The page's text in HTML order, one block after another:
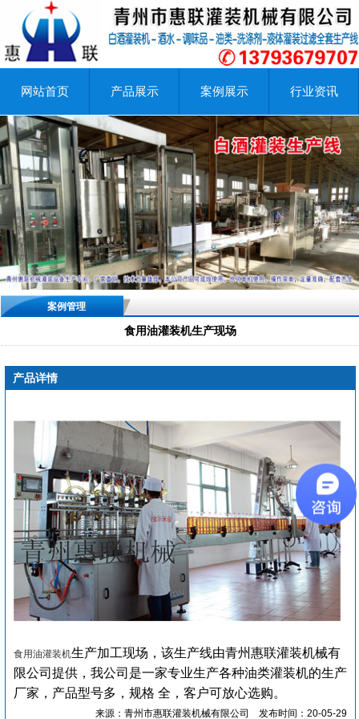
网站首页 产品展示 案例展示 行业资讯
案例管理
食用油灌装机生产现场
产品详情
食用油灌装机生产加工现场，该生产线由青州惠联灌装机械有
限公司提供，我公司是一家专业生产各种油类灌装机的生产
厂家，产品型号多，规格 全，客户可放心选购。
来源：青州市惠联灌装机械有限公司 发布时间：20-05-29